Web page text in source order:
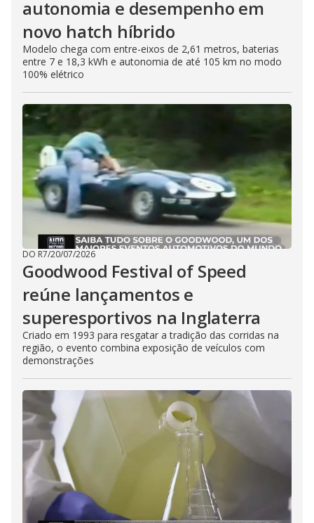
autonomia e desempenho em
novo hatch híbrido
Modelo chega com entre-eixos de 2,61 metros, baterias
entre 7 e 18,3 kWh e autonomia de até 105 km no modo
100% elétrico
DO R7/20/07/2026
Goodwood Festival of Speed
reúne lançamentos e
superesportivos na Inglaterra
Criado em 1993 para resgatar a tradição das corridas na
região, o evento combina exposição de veículos com
demonstrações